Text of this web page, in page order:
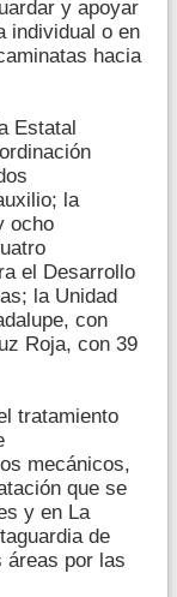
y apoyar
individual o en
hacia
Estatal
la
ocho
el Desarrollo
la Unidad
con
Roja, con 39
tratamiento
mecánicos,
que se
y en La
de
áreas por las